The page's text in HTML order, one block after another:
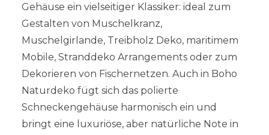
Gehäuse ein vielseitiger Klassiker: ideal zum
Gestalten von Muschelkranz,
Muschelgirlande, Treibholz Deko, maritimem
Mobile, Stranddeko Arrangements oder zum
Dekorieren von Fischernetzen. Auch in Boho
Naturdeko fügt sich das polierte
Schneckengehäuse harmonisch ein und
bringt eine luxuriöse, aber natürliche Note in